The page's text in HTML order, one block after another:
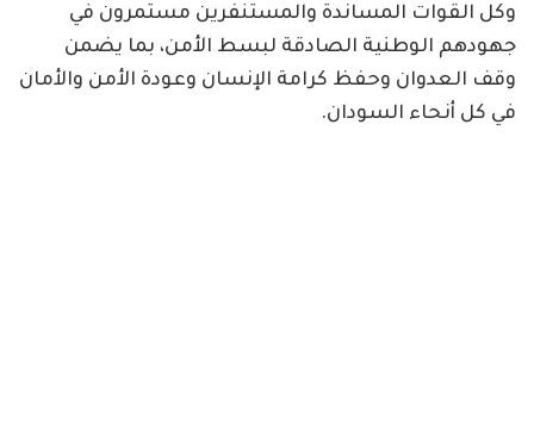
وكل القوات المساندة والمستنفرين مستمرون في
جهودهم الوطنية الصادقة لبسط الأمن، بما يضمن
وقف العدوان وحفظ كرامة الإنسان وعودة الأمن والأمان
في كل أنحاء السودان.